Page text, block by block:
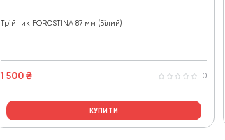
Трійник FOROSTINA 87 мм (Білий)
1 500₴ 0
КУПИТИ